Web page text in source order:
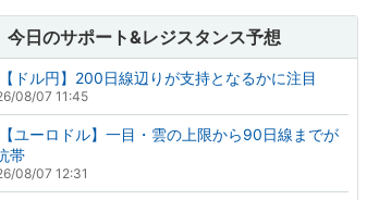
今日のサポート&レジスタンス予想
【ドル円】200日線辺りが支持となるかに注目
08/07 11:45
【ユーロドル】一目・雲の上限から90日線までが
帯
08/07 12:31